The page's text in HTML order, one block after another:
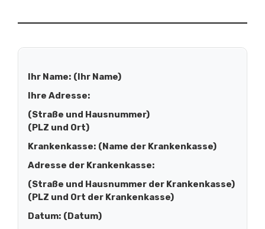
Ihr Name: (Ihr Name)
Ihre Adresse:
(Straße und Hausnummer)
(PLZ und Ort)
Krankenkasse: (Name der Krankenkasse)
Adresse der Krankenkasse:
(Straße und Hausnummer der Krankenkasse)
(PLZ und Ort der Krankenkasse)
Datum: (Datum)